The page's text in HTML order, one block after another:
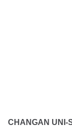
CHANGAN UNI-